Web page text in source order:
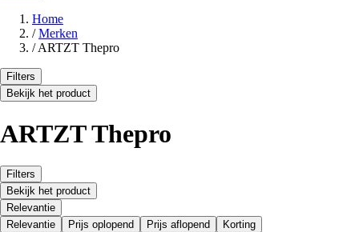
Home
/ Merken
/ ARTZT Thepro
Filters
Bekijk het product
ARTZT Thepro
Filters
Bekijk het product
Relevantie
Relevantie
Prijs oplopend Prijs aflopend Korting